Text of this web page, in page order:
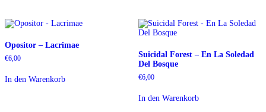
Opositor – Lacrimae
€6,00
In den Warenkorb
Suicidal Forest – En La Soledad
Del Bosque
€6,00
In den Warenkorb